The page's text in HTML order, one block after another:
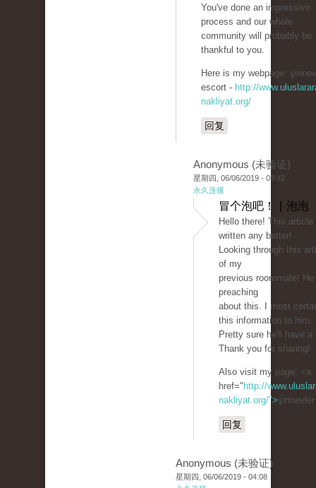
You've done an impressive
process and our whole
community will probably be
thankful to you.
Here is my webpage;
escort - http://
nakliyat.org/
回复
Anonymous (未验证)
星期四, 06/06/2019 - 03:42
永久连接
冒个泡吧！ | 泡泡
Hello there! This
written any better!
Looking through this
of my
previous roommate!
preaching
about this. I most
this information to him.
Pretty sure he'll have a
Thank you for sharing!
Also visit my page; <a
href=" http://
nakliyat.org/">
回复
Anonymous (未验证)
星期四, 06/06/2019 - 04:08